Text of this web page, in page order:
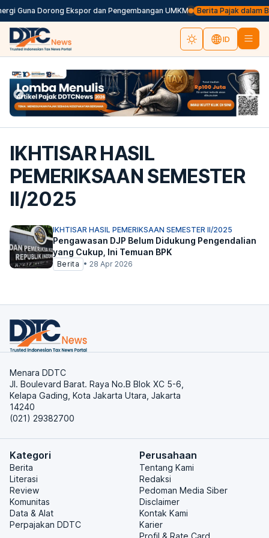
Guna Dorong Ekspor dan Pengembangan UMKM Berita Pajak dalam
ID
IKHTISAR HASIL
PEMERIKSAAN SEMESTER
II/2025
IKHTISAR HASIL PEMERIKSAAN SEMESTER II/2025
Pengawasan DJP Belum Didukung Pengendalian
yang Cukup, Ini Temuan BPK
Berita • 28 Apr 2026
Menara DDTC
Jl. Boulevard Barat. Raya No.B Blok XC 5-6,
Kelapa Gading, Kota Jakarta Utara, Jakarta
14240
(021) 29382700
Kategori
Berita
Literasi
Review
Komunitas
Data & Alat
Perpajakan DDTC
Perusahaan
Tentang Kami
Redaksi
Pedoman Media Siber
Disclaimer
Kontak Kami
Karier